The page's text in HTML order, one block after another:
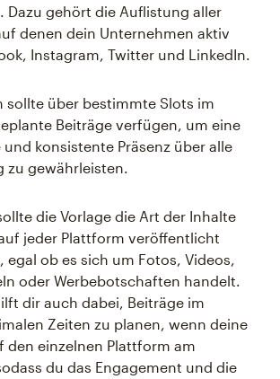
Dazu gehört die Auflistung aller
denen dein Unternehmen aktiv
Instagram, Twitter und LinkedIn.
sollte über bestimmte Slots im
Beiträge verfügen, um eine
konsistente Präsenz über alle
zu gewährleisten.
die Vorlage die Art der Inhalte
jeder Plattform veröffentlicht
egal ob es sich um Fotos, Videos,
oder Werbebotschaften handelt.
dir auch dabei, Beiträge im
Zeiten zu planen, wenn deine
den einzelnen Plattform am
du das Engagement und die